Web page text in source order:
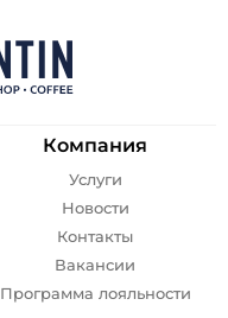
Компания
Услуги
Новости
Контакты
Вакансии
Программа лояльности